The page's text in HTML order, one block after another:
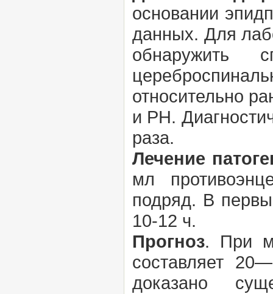
основании
данных. Для
обнаружить
относительно
и РН.
раза.
Лечение
мл
подряд. В
10-12 ч.
Прогноз. При
составляет
доказано